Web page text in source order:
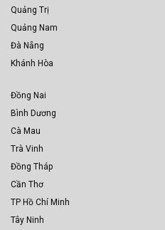
Quảng Trị
Quảng Nam
Đà Nẵng
Khánh Hòa
Đồng Nai
Bình Dương
Cà Mau
Trà Vinh
Đồng Tháp
Cần Thơ
TP Hồ Chí Minh
Tây Ninh